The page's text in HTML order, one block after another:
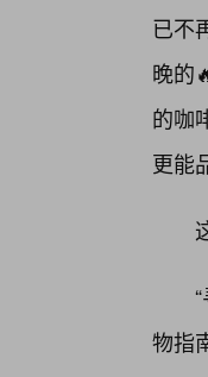
已不
晚的
的咖
更能
物指